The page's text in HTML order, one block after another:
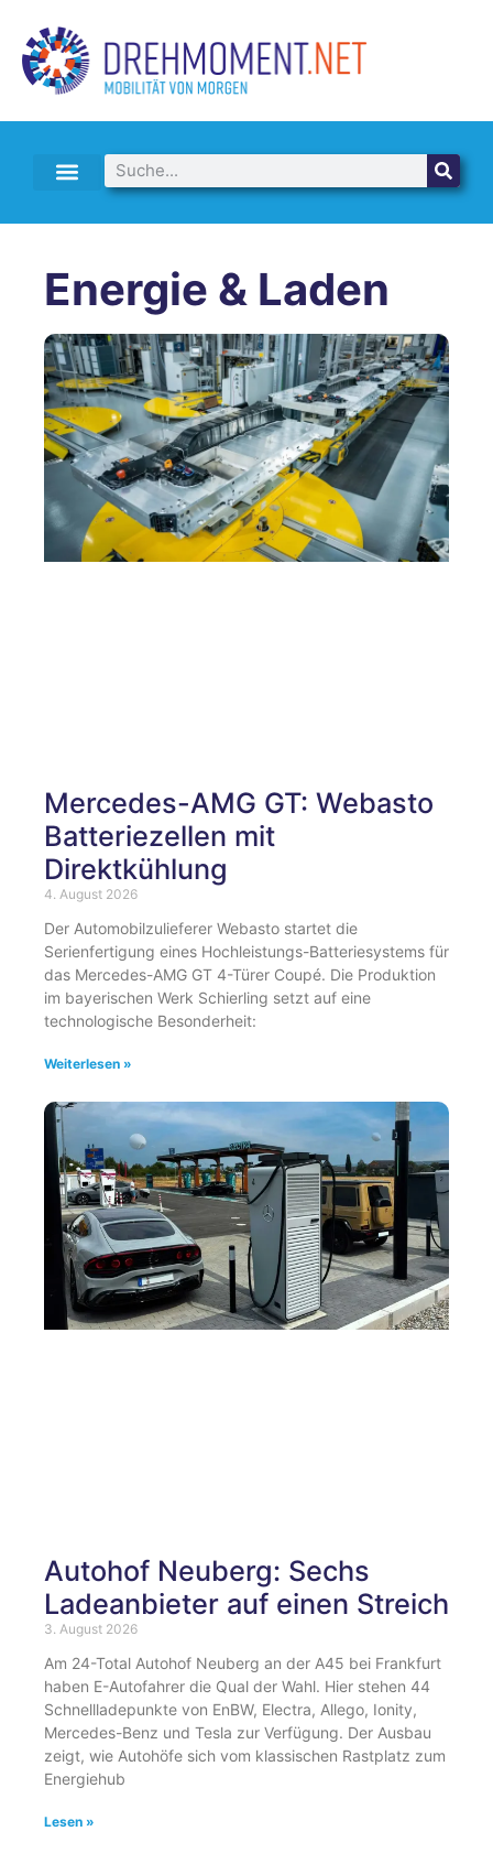
Energie & Laden
Mercedes-AMG GT: Webasto
Batteriezellen mit
Direktkühlung
4. August 2026
Der Automobilzulieferer Webasto startet die
Serienfertigung eines Hochleistungs-Batteriesystems für
das Mercedes-AMG GT 4-Türer Coupé. Die Produktion
im bayerischen Werk Schierling setzt auf eine
technologische Besonderheit:
Weiterlesen »
Autohof Neuberg: Sechs
Ladeanbieter auf einen Streich
3. August 2026
Am 24-Total Autohof Neuberg an der A45 bei Frankfurt
haben E-Autofahrer die Qual der Wahl. Hier stehen 44
Schnellladepunkte von EnBW, Electra, Allego, Ionity,
Mercedes-Benz und Tesla zur Verfügung. Der Ausbau
zeigt, wie Autohöfe sich vom klassischen Rastplatz zum
Energiehub
Lesen »